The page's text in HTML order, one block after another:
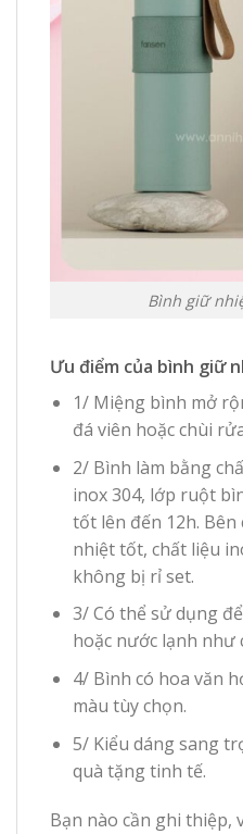
Bình giữ
Ưu điểm của bình giữ
1/ Miệng bình mở
đá viên hoặc chùi
2/ Bình làm bằng
inox 304, lớp ruột
tốt lên đến 12h.
nhiệt tốt, chất liệu
không bị rỉ set.
3/ Có thể sử dụng
hoặc nước lạnh như
4/ Bình có hoa văn
màu tùy chọn.
5/ Kiểu dáng sang
quà tặng tinh tế.
Bạn nào cần ghi thiệp,